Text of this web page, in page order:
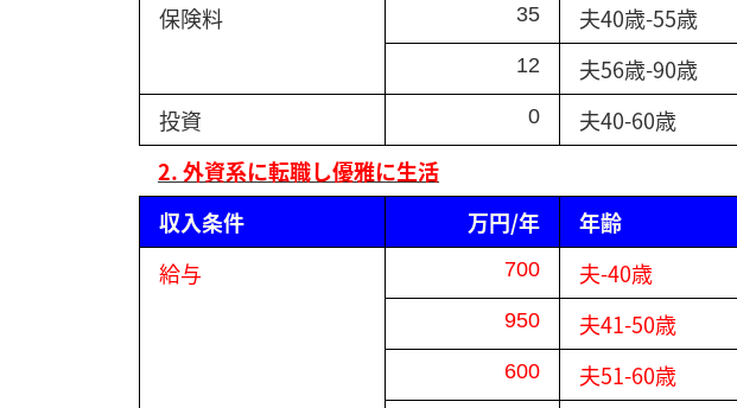
保険料 35 夫40歳-55歳
12 夫56歳-90歳
投資 0 夫40-60歳
2. 外資系に転職し優雅に生活
収入条件
万円/年 年齢
給与
700 夫-40歳
950 夫41-50歳
600 夫51-60歳